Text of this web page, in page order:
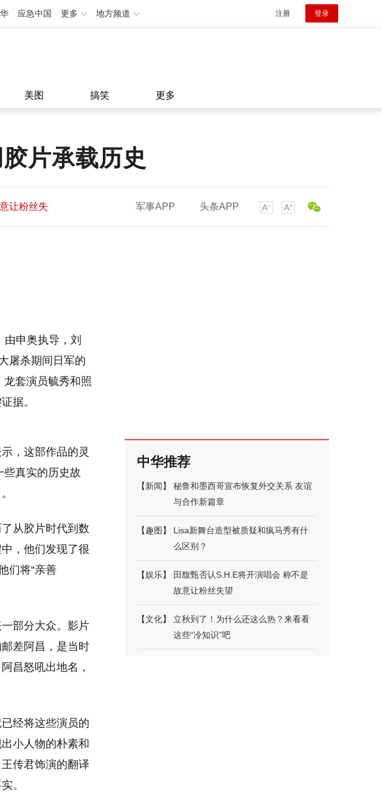
应急中国 更多 地方频道 注册 登录
美图 搞笑 更多
片承载历史
让粉丝失
军事APP 头条APP
由申奥执导，刘
屠杀期间日军的
套演员毓秀和照
据。
，这部作品的灵
些真实的历史故
从胶片时代到数
，他们发现了很
们将“亲善
部分大众。影片
差阿昌，是当时
昌怒吼出地名，
经将这些演员的
小人物的朴素和
传君饰演的翻译
。
中华推荐
【新闻】
秘鲁和墨西哥宣布恢复外交关系 友谊
与合作新篇章
【趣图 】
Lisa新舞台造型被质疑和疯马秀有什
么区别？
【娱乐】
田馥甄否认S.H.E将开演唱会 称不是
故意让粉丝失望
【文化】
立秋到了！为什么还这么热？来看看
这些“冷知识”吧